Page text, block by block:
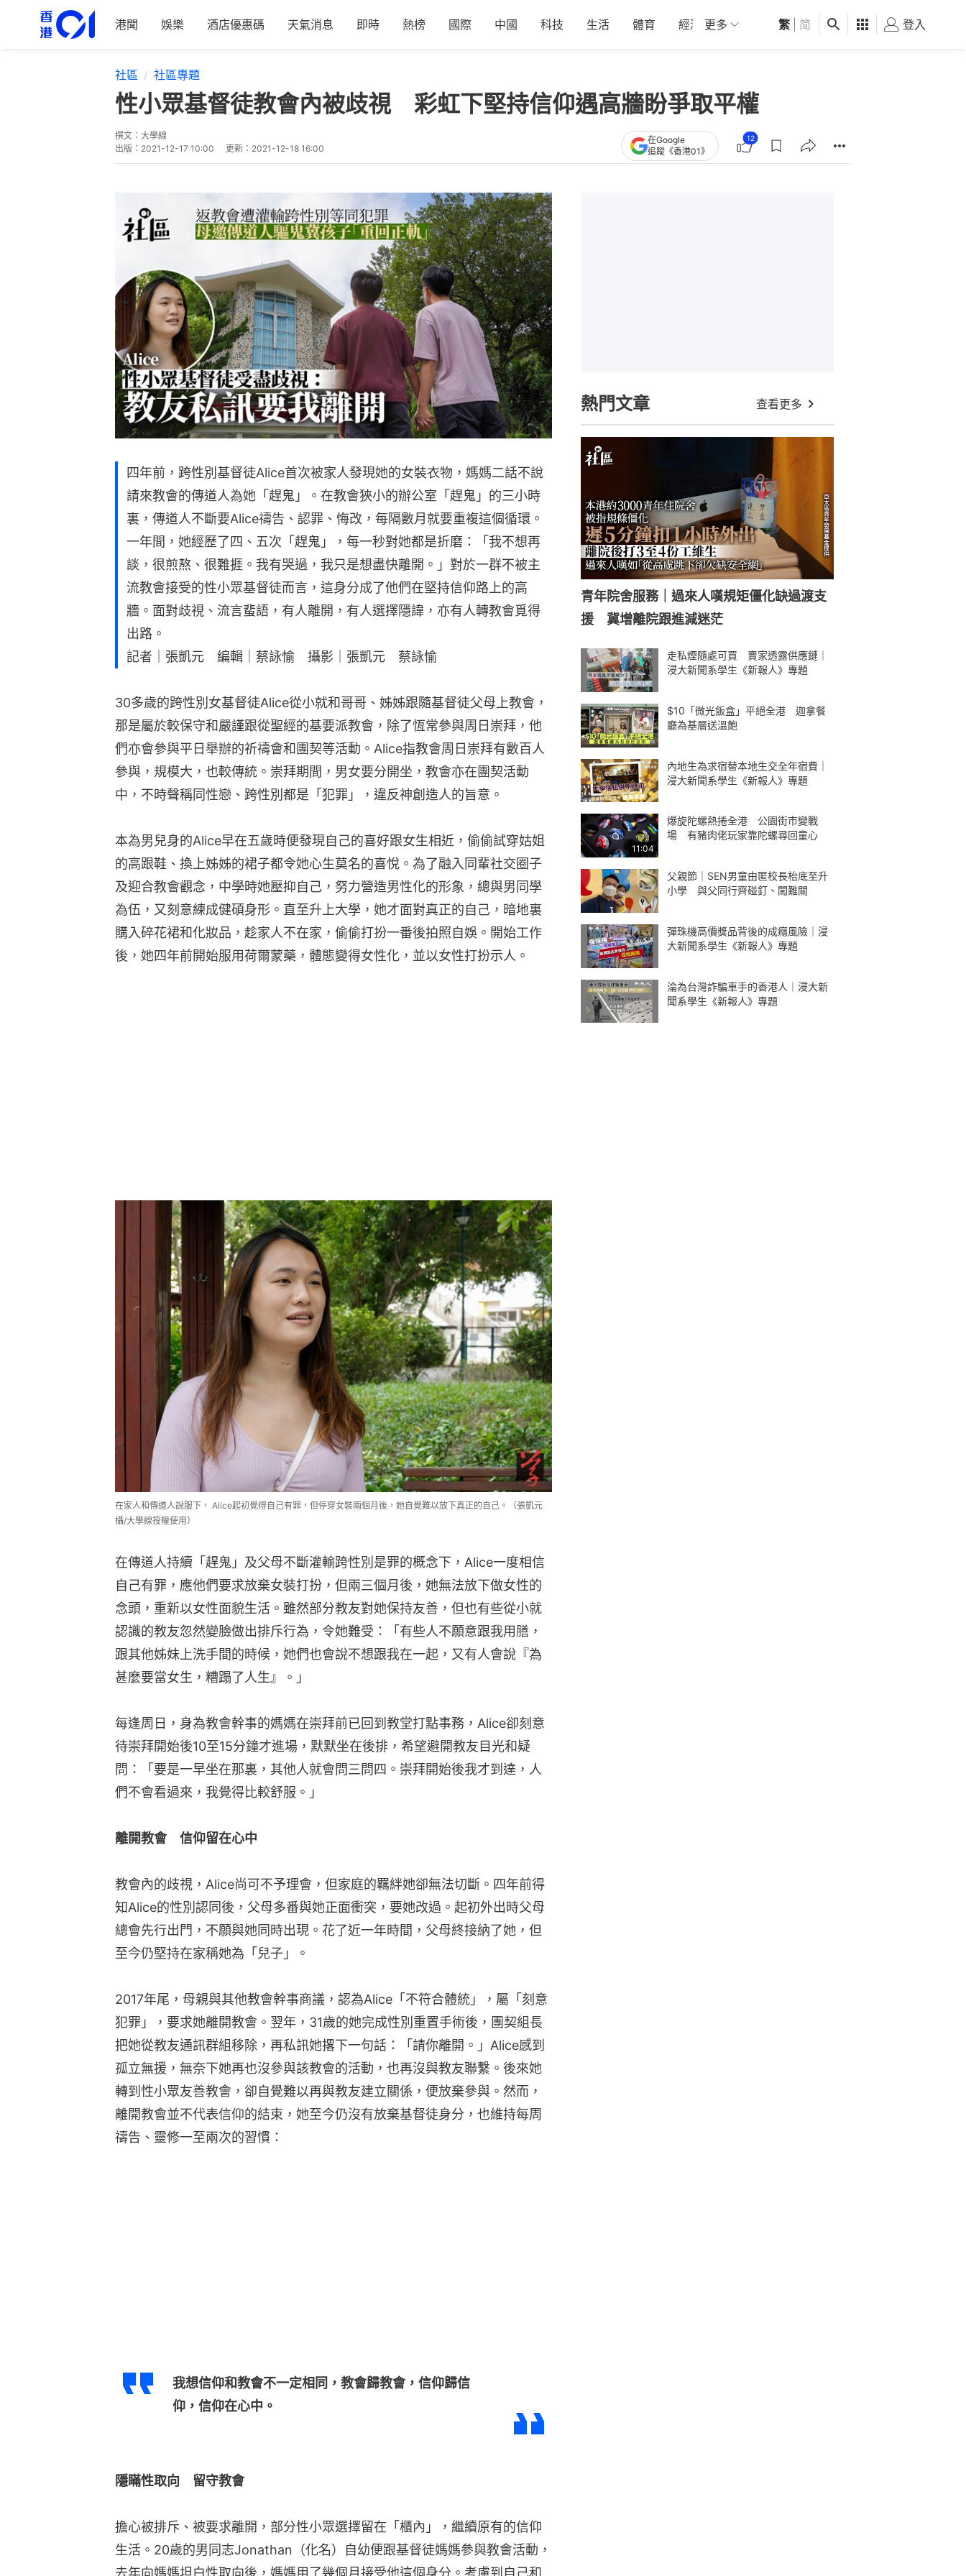
港聞 娛樂 酒店優惠碼 天氣消息 即時 熱榜 國際 中國 科技 生活 體育 經濟 01深圳 觀點 健康 好食玩飛
更多 繁 简 登入
社區 社區專題
性小眾基督徒教會內被歧視 彩虹下堅持信仰遇高牆盼爭取平權
撰文： 大學線
出版： 2021-12-17 10:00 更新： 2021-12-18 16:00
在Google
追蹤《香港01》
12
四年前，跨性別基督徒Alice首次被家人發現她的女裝衣物，媽媽二話不說
請來教會的傳道人為她「趕鬼」。在教會狹小的辦公室「趕鬼」的三小時
裏，傳道人不斷要Alice禱告、認罪、悔改，每隔數月就要重複這個循環。
一年間，她經歷了四、五次「趕鬼」，每一秒對她都是折磨：「我不想再
談，很煎熬、很難捱。我有哭過，我只是想盡快離開。」對於一群不被主
流教會接受的性小眾基督徒而言，這身分成了他們在堅持信仰路上的高
牆。面對歧視、流言蜚語，有人離開，有人選擇隱諱，亦有人轉教會覓得
出路。
記者｜張凱元 編輯｜蔡詠愉 攝影｜張凱元 蔡詠愉
30多歲的跨性別女基督徒Alice從小就和哥哥、姊姊跟隨基督徒父母上教會，
那是屬於較保守和嚴謹跟從聖經的基要派教會，除了恆常參與周日崇拜，他
們亦會參與平日舉辦的祈禱會和團契等活動。Alice指教會周日崇拜有數百人
參與，規模大，也較傳統。崇拜期間，男女要分開坐，教會亦在團契活動
中，不時聲稱同性戀、跨性別都是「犯罪」，違反神創造人的旨意。
本為男兒身的Alice早在五歲時便發現自己的喜好跟女生相近，偷偷試穿姑姐
的高跟鞋、換上姊姊的裙子都令她心生莫名的喜悅。為了融入同輩社交圈子
及迎合教會觀念，中學時她壓抑自己，努力營造男性化的形象，總與男同學
為伍，又刻意練成健碩身形。直至升上大學，她才面對真正的自己，暗地裏
購入碎花裙和化妝品，趁家人不在家，偷偷打扮一番後拍照自娛。開始工作
後，她四年前開始服用荷爾蒙藥，體態變得女性化，並以女性打扮示人。
在家人和傳道人說服下， Alice起初覺得自己有罪，但停穿女裝兩個月後，她自覺難以放下真正的自己。（張凱元
攝/大學線授權使用）
在傳道人持續「趕鬼」及父母不斷灌輸跨性別是罪的概念下，Alice一度相信
自己有罪，應他們要求放棄女裝打扮，但兩三個月後，她無法放下做女性的
念頭，重新以女性面貌生活。雖然部分教友對她保持友善，但也有些從小就
認識的教友忽然變臉做出排斥行為，令她難受：「有些人不願意跟我用膳，
跟其他姊妹上洗手間的時候，她們也會說不想跟我在一起，又有人會說『為
甚麼要當女生，糟蹋了人生』。」
每逢周日，身為教會幹事的媽媽在崇拜前已回到教堂打點事務，Alice卻刻意
待崇拜開始後10至15分鐘才進場，默默坐在後排，希望避開教友目光和疑
問：「要是一早坐在那裏，其他人就會問三問四。崇拜開始後我才到達，人
們不會看過來，我覺得比較舒服。」
離開教會　信仰留在心中
教會內的歧視，Alice尚可不予理會，但家庭的羈絆她卻無法切斷。四年前得
知Alice的性別認同後，父母多番與她正面衝突，要她改過。起初外出時父母
總會先行出門，不願與她同時出現。花了近一年時間，父母終接納了她，但
至今仍堅持在家稱她為「兒子」。
2017年尾，母親與其他教會幹事商議，認為Alice「不符合體統」，屬「刻意
犯罪」，要求她離開教會。翌年，31歲的她完成性別重置手術後，團契組長
把她從教友通訊群組移除，再私訊她撂下一句話：「請你離開。」Alice感到
孤立無援，無奈下她再也沒參與該教會的活動，也再沒與教友聯繫。後來她
轉到性小眾友善教會，卻自覺難以再與教友建立關係，便放棄參與。然而，
離開教會並不代表信仰的結束，她至今仍沒有放棄基督徒身分，也維持每周
禱告、靈修一至兩次的習慣：
我想信仰和教會不一定相同，教會歸教會，信仰歸信
仰，信仰在心中。
隱瞞性取向　留守教會
擔心被排斥、被要求離開，部分性小眾選擇留在「櫃內」，繼續原有的信仰
生活。20歲的男同志Jonathan（化名）自幼便跟基督徒媽媽參與教會活動，
去年向媽媽坦白性取向後，媽媽用了幾個月接受他這個身分。考慮到自己和
熱門文章 查看更多
青年院舍服務｜過來人嘆規矩僵化缺過渡支
援 冀增離院跟進減迷茫
走私煙隨處可買 賣家透露供應鏈｜
浸大新聞系學生《新報人》專題
$10「微光飯盒」平絕全港 迦拿餐
廳為基層送溫飽
內地生為求宿替本地生交全年宿費｜
浸大新聞系學生《新報人》專題
11:04
爆旋陀螺熱捲全港 公園街市變戰
場 有豬肉佬玩家靠陀螺尋回童心
父親節｜SEN男童由匿校長枱底至升
小學 與父同行齊碰釘、闖難關
彈珠機高價獎品背後的成癮風險｜浸
大新聞系學生《新報人》專題
淪為台灣詐騙車手的香港人｜浸大新
聞系學生《新報人》專題